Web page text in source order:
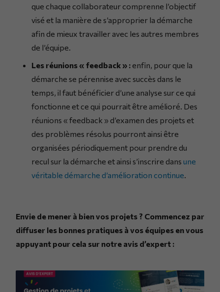
que chaque collaborateur comprenne l’objectif
visé et la manière de s’approprier la démarche
afin de mieux travailler avec les autres membres
de l’équipe.
Les réunions « feedback » : enfin, pour que la
démarche se pérennise avec succès dans le
temps, il faut bénéficier d’une analyse sur ce qui
fonctionne et ce qui pourrait être amélioré. Des
réunions « feedback » d’examen des projets et
des problèmes résolus pourront ainsi être
organisées périodiquement pour prendre du
recul sur la démarche et ainsi s’inscrire dans une
véritable démarche d’amélioration continue.
Envie de mener à bien vos projets ? Commencez par
diffuser les bonnes pratiques à vos équipes en vous
appuyant pour cela sur notre avis d’expert :